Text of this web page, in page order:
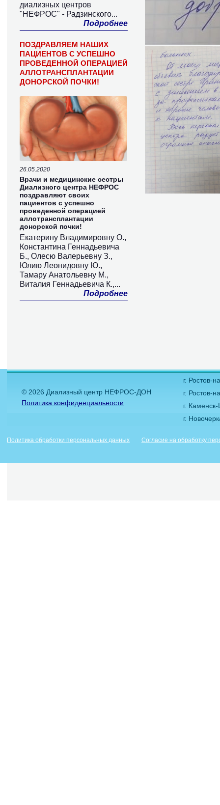
диализных центров
"НЕФРОС" - Радзинского...
Подробнее
ПОЗДРАВЛЯЕМ НАШИХ
ПАЦИЕНТОВ С УСПЕШНО
ПРОВЕДЕННОЙ ОПЕРАЦИЕЙ
АЛЛОТРАНСПЛАНТАЦИИ
ДОНОРСКОЙ ПОЧКИ!
26.05.2020
Врачи и медицинские сестры
Диализного центра НЕФРОС
поздравляют своих
пациентов с успешно
проведенной операцией
аллотрансплантации
донорской почки!
Екатерину Владимировну О.,
Константина Геннадьевича
Б., Олесю Валерьевну З.,
Юлию Леонидовну Ю.,
Тамару Анатольевну М.,
Виталия Геннадьевича К.,...
Подробнее
© 2026 Диализный центр НЕФРОС-ДОН
Политика конфиденциальности
г. Ростов-
г. Ростов-
г.
г.
Политика обработки персональных данных Согласие на обработку